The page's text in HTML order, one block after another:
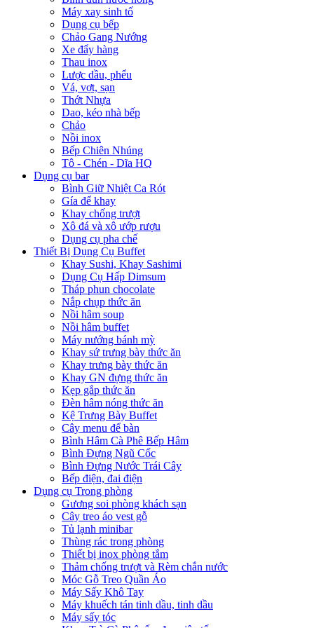
Máy xay sinh tố
Dụng cụ bếp
Chảo Gang Nướng
Xe đẩy hàng
Thau inox
Lược dầu, phểu
Vá, vợt, sạn
Thớt Nhựa
Dao, kéo nhà bếp
Chảo
Nồi inox
Bếp Chiên Nhúng
Tô - Chén - Dĩa HQ
Dụng cụ bar
Bình Giữ Nhiệt Ca Rót
Gía để khay
Khay chống trượt
Xô đá và xô ướp rượu
Dụng cụ pha chế
Thiết Bị Dụng Cụ Buffet
Khay Sushi, Khay Sashimi
Dụng Cụ Hấp Dimsum
Tháp phun chocolate
Nắp chụp thức ăn
Nồi hâm soup
Nồi hâm buffet
Máy nướng bánh mỳ
Khay sứ trưng bày thức ăn
Khay trưng bày thức ăn
Khay GN đựng thức ăn
Kẹp gắp thức ăn
Đèn hâm nóng thức ăn
Kệ Trưng Bày Buffet
Cây menu để bàn
Bình Hâm Cà Phê Bếp Hâm
Bình Đựng Ngũ Cốc
Bình Đựng Nước Trái Cây
Bếp điện, đai điện
Dụng cụ Trong phòng
Gương soi phòng khách sạn
Cây treo áo vest gỗ
Tủ lạnh minibar
Thùng rác trong phòng
Thiết bị inox phòng tắm
Thảm chống trượt và Rèm chắn nước
Móc Gỗ Treo Quần Áo
Máy Sấy Khô Tay
Máy khuếch tán tinh dầu, tinh dầu
Máy sấy tóc